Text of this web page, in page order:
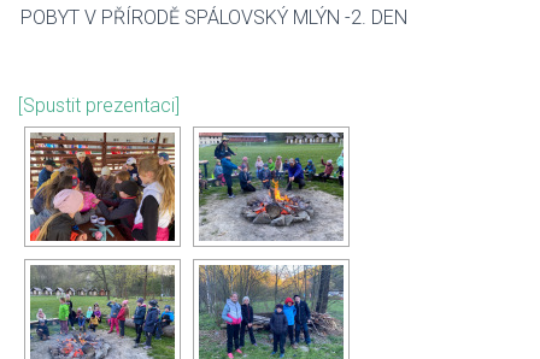
POBYT V PŘÍRODĚ SPÁLOVSKÝ MLÝN -2. DEN
[Spustit prezentaci]